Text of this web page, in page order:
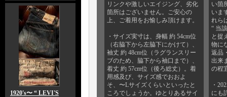
1920's〜 “ LEVI'S
リンクや激しいエイジング、劣化
箇所はございません。ご安心の
上、ご着用をお愉しみ頂けます。
・サイズ実寸は、身幅 約 54cm位
（右脇下から左脇下にかけて）、
袖丈 約 48cm位（ラグランスリー
ブのため、脇下から袖口まで）、
着丈 約 57cm位（後ろ総丈）。着
用感及び、サイズ感でおおよ
そ、〜Lサイズくらいといったと
ころでしょうか。ゆとりあるサイ
い箇
いま
れら
“ 当
と捉
物に
返品
出来
の程
・
にも